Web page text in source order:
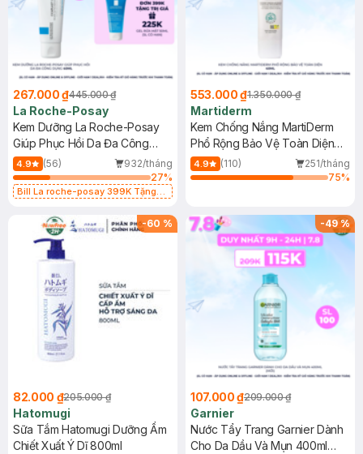
267.000 ₫445.000 ₫
La Roche-Posay
Kem Dưỡng La Roche-Posay
Giúp Phục Hồi Da Đa Công
Dụng 40ml
4.9 (56)
932/tháng
27%
Bill La roche-posay 399K Tặng
(SL có hạn)
553.000 ₫1.350.000 ₫
Martiderm
Kem Chống Nắng MartiDerm
Phổ Rộng Bảo Vệ Toàn Diện
40ml
4.9 (110)
251/tháng
75%
-60 %
82.000 ₫205.000 ₫
Hatomugi
Sữa Tắm Hatomugi Dưỡng Ẩm
Chiết Xuất Ý Dĩ 800ml
-49%
107.000 ₫209.000 ₫
Garnier
Nước Tẩy Trang Garnier Dành
Cho Da Dầu Và Mụn 400ml